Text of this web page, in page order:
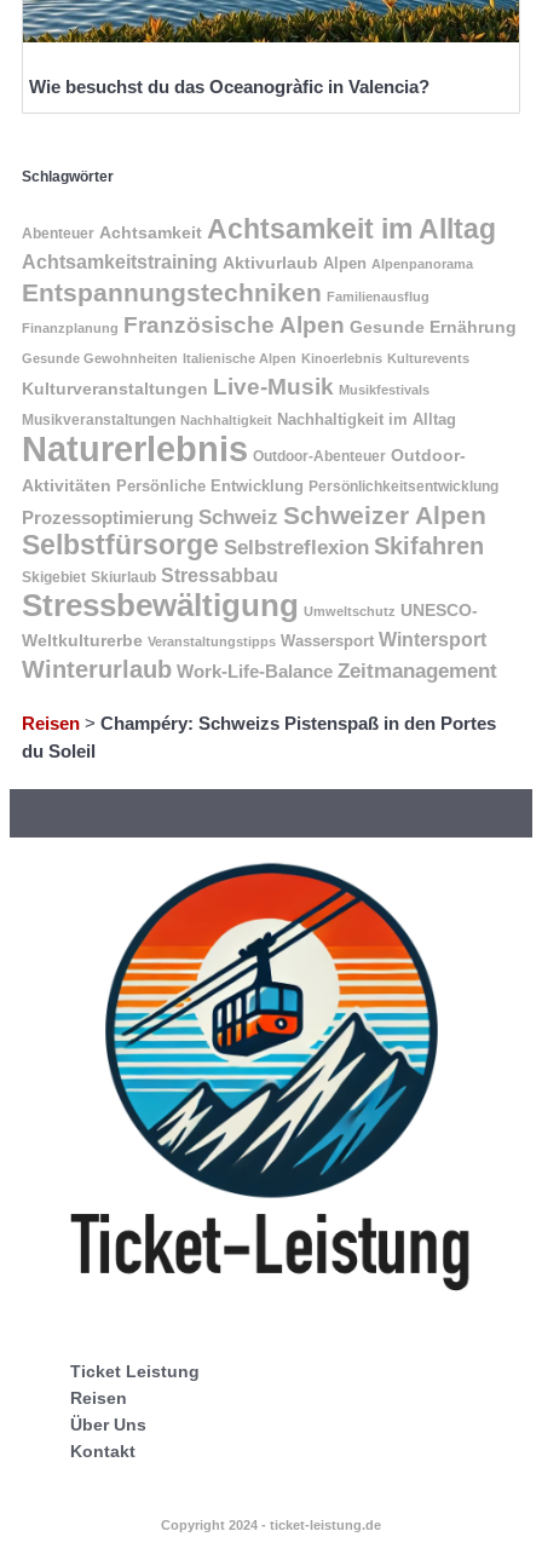
Wie besuchst du das Oceanogràfic in Valencia?
Schlagwörter
Abenteuer Achtsamkeit Achtsamkeit im Alltag
Achtsamkeitstraining Aktivurlaub Alpen Alpenpanorama
Entspannungstechniken Familienausflug
Finanzplanung Französische Alpen Gesunde Ernährung
Gesunde Gewohnheiten Italienische Alpen Kinoerlebnis Kulturevents
Kulturveranstaltungen Live-Musik Musikfestivals
Musikveranstaltungen Nachhaltigkeit Nachhaltigkeit im Alltag
Naturerlebnis Outdoor-Abenteuer Outdoor-
Aktivitäten Persönliche Entwicklung Persönlichkeitsentwicklung
Prozessoptimierung Schweiz Schweizer Alpen
Selbstfürsorge Selbstreflexion Skifahren
Skigebiet Skiurlaub Stressabbau
Stressbewältigung Umweltschutz UNESCO-
Weltkulturerbe Veranstaltungstipps Wassersport Wintersport
Winterurlaub Work-Life-Balance Zeitmanagement
Reisen > Champéry: Schweizs Pistenspaß in den Portes
du Soleil
Ticket Leistung
Reisen
Über Uns
Kontakt
Copyright 2024 - ticket-leistung.de